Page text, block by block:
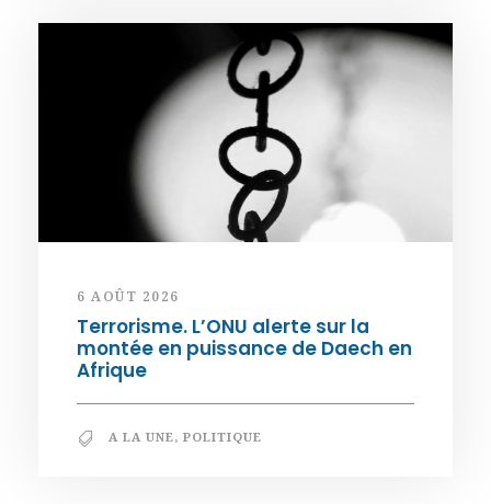
6 AOÛT 2026
Terrorisme. L’ONU alerte sur la
montée en puissance de Daech en
Afrique
A LA UNE, POLITIQUE